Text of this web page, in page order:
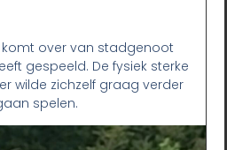
over van stadgenoot
gespeeld. De fysiek sterke
wilde zichzelf graag verder
spelen.